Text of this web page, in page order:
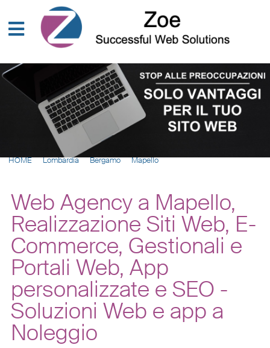
HOME Lombardia Bergamo Mapello
Web Agency a Mapello,
Realizzazione Siti Web, E-
Commerce, Gestionali e
Portali Web, App
personalizzate e SEO -
Soluzioni Web e app a
Noleggio